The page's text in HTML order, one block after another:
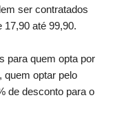
ser contratados
até 99,90.
para quem opta por
quem optar pelo
de desconto para o